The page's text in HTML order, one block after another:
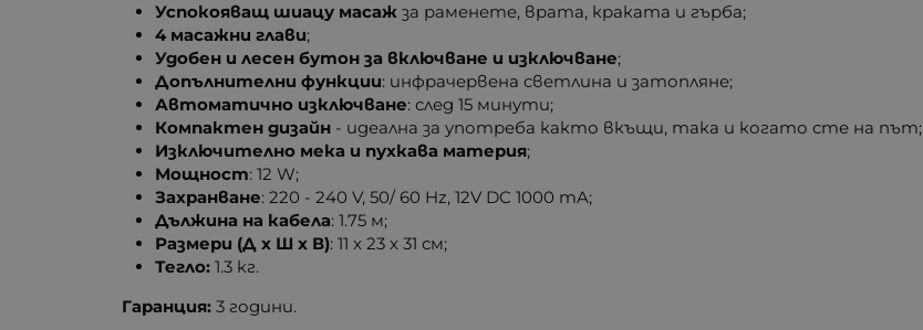
Успокояващ шиацу масаж за раменете, врата, краката и гърба;
4 масажни глави;
Удобен и лесен бутон за включване и изключване;
Допълнителни функции: инфрачервена светлина и затопляне;
Автоматично изключване: след 15 минути;
Компактен дизайн - идеална за употреба както вкъщи, така и когато сте на път;
Изключително мека и пухкава материя;
Мощност: 12 W;
Захранване: 220 - 240 V, 50/ 60 Hz, 12V DC 1000 mA;
Дължина на кабела: 1.75 м;
Размери (Д х Ш х В): 11 x 23 x 31 см;
Тегло: 1.3 кг.
Гаранция: 3 години.